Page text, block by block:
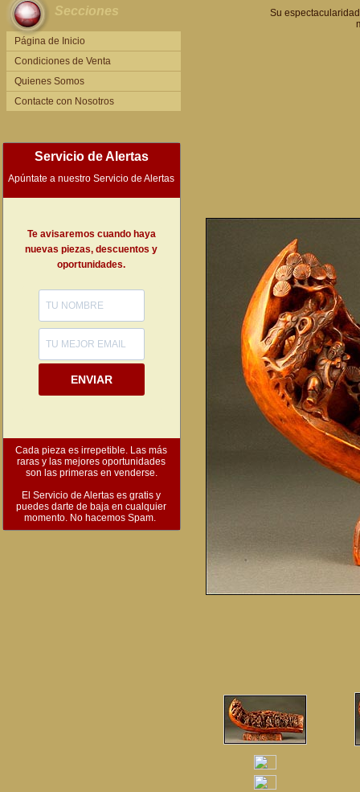
Relojes de bolsillo antiguos
Relojes de pulsera antiguos
Secciones
Página de Inicio
Condiciones de Venta
Quienes Somos
Contacte con Nosotros
Servicio de Alertas
Apúntate a nuestro Servicio de Alertas
Te avisaremos cuando haya
nuevas piezas, descuentos y
oportunidades.
ENVIAR
Cada pieza es irrepetible. Las más
raras y las mejores oportunidades
son las primeras en venderse.
El Servicio de Alertas es gratis y
puedes darte de baja en cualquier
momento. No hacemos Spam.
Su